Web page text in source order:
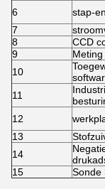
6
stap-
7
8
CCD
9
10
11
12
13
14
15
Sonde